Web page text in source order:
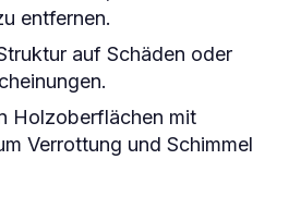
entfernen.
auf Schäden oder
Holzoberflächen mit
Verrottung und Schimmel